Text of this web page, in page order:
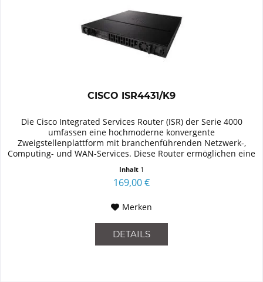
CISCO ISR4431/K9
Die Cisco Integrated Services Router (ISR) der Serie 4000
umfassen eine hochmoderne konvergente
Zweigstellenplattform mit branchenführenden Netzwerk-,
Computing- und WAN-Services. Diese Router ermöglichen eine
Inhalt 1
169,00 €
Merken
DETAILS